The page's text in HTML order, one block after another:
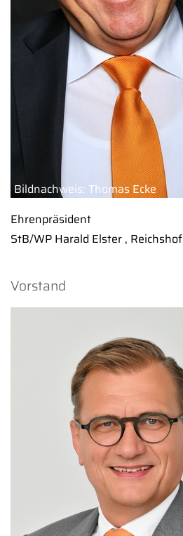
Bildnachweis: Thomas Ecke
Ehrenpräsident
StB/WP Harald Elster , Reichshof
Vorstand